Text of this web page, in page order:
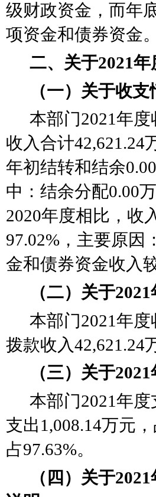
级财政资金，而年
项资金和债券资金。
二、关于2021
（一）关于收
本部门2021年
收入合计42,621.24
年初结转和结余
中：结余分配0.00
2020年度相比，收
97.02% ， 主要原因：
金和债券资金收入
（二）关于
本部门2021年
拨款收入42,621.24
（三）关于
本部门2021年
支出1,008.14万元
占97.63%。
（四）关于